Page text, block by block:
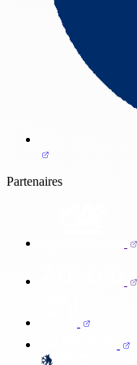
Partenaires